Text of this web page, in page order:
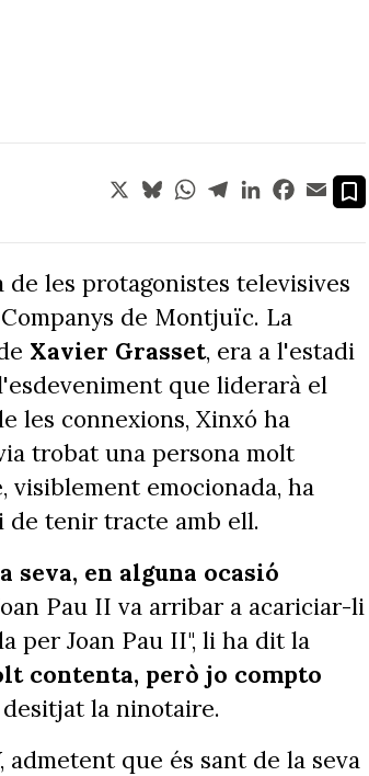
X BlueskyWhatsApp
TelegramLinkedInFacebook
Email
de les protagonistes televisives
de Montjuïc. La
Xavier Grasset, era a l'estadi
que liderarà el
les connexions, Xinxó ha
trobat una persona molt
visiblement emocionada, ha
de tenir tracte amb ell.
seva, en alguna ocasió
Pau II va arribar a acariciar-li
per Joan Pau II", li ha dit la
contenta, però jo compto
desitjat la ninotaire.
que és sant de la seva